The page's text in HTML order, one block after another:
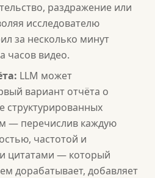
раздражение или
исследователю
за несколько минут
часов видео.
LLM может
вариант отчёта о
структурированных
— перечислив каждую
частотой и
цитатами — который
дорабатывает, добавляет